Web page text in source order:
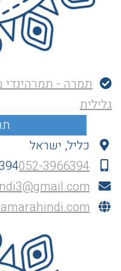
תמרה - תמרהינדי
גלילית
כליל, ישראל
052-3966394